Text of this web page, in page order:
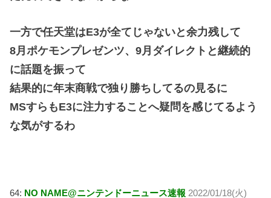
一方で任天堂はE3が全てじゃないと余力残して
8月ポケモンプレゼンツ、9月ダイレクトと継続的
に話題を振って
結果的に年末商戦で独り勝ちしてるの見るに
MSすらもE3に注力することへ疑問を感じてるよう
な気がするわ
64: NO NAME@ニンテンドーニュース速報 2022/01/18(火)